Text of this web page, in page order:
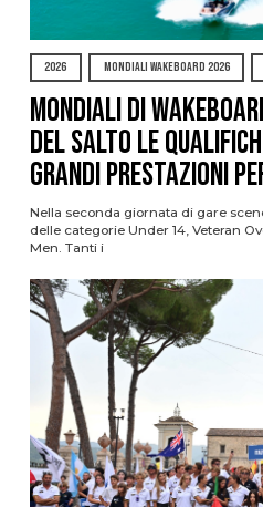
2026 MONDIALI WAKEBOARD 2026
Mondiali di
del Salto le
grandi prestazioni
Nella seconda giornata di gare
delle categorie Under 14, Veteran
Men. Tanti i